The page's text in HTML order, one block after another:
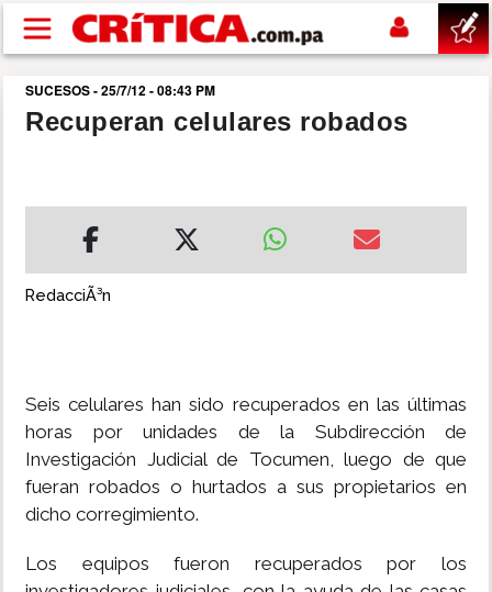
Pasar al contenido principal
buscar
DEPORTES
MUNDO
SUCESOS - 25/7/12 - 08:43 PM
Recuperan celulares robados
RedacciÃ³n
Seis celulares han sido recuperados en las últimas
horas por unidades de la Subdirección de
Investigación Judicial de Tocumen, luego de que
fueran robados o hurtados a sus propietarios en
dicho corregimiento.
Los equipos fueron recuperados por los